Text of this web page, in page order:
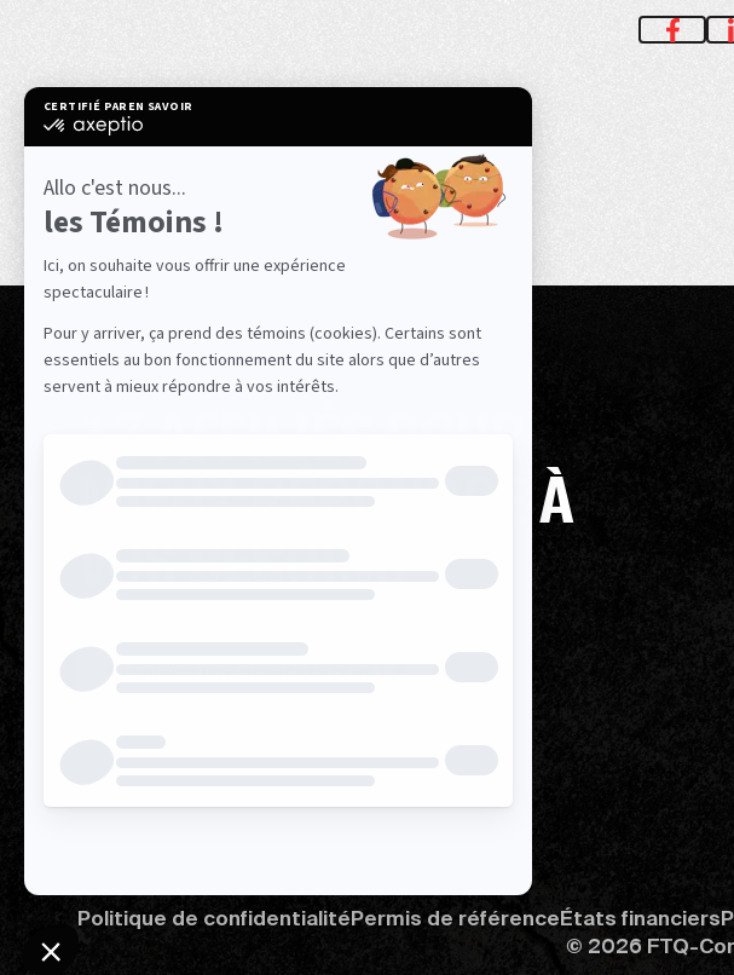
MIEUX RÉPONDRE À
Politique de confidentialitéPermis de référenceÉtats financiers
© 2026 FTQ-